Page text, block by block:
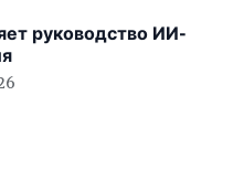
руководство ИИ-